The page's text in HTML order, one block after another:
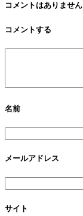
コメントはありません
コメントする
名前
メールアドレス
サイト